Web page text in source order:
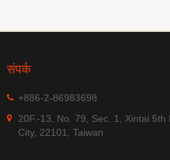
संपर्क
+886-2-86983698
20F.-13, No. 79, Sec. 1, Xintai 5th
City, 22101, Taiwan